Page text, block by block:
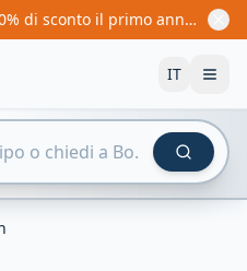
Nuovo: Profilo Fornitore — 50% di sconto il primo anno! Da 60€/anno
IT